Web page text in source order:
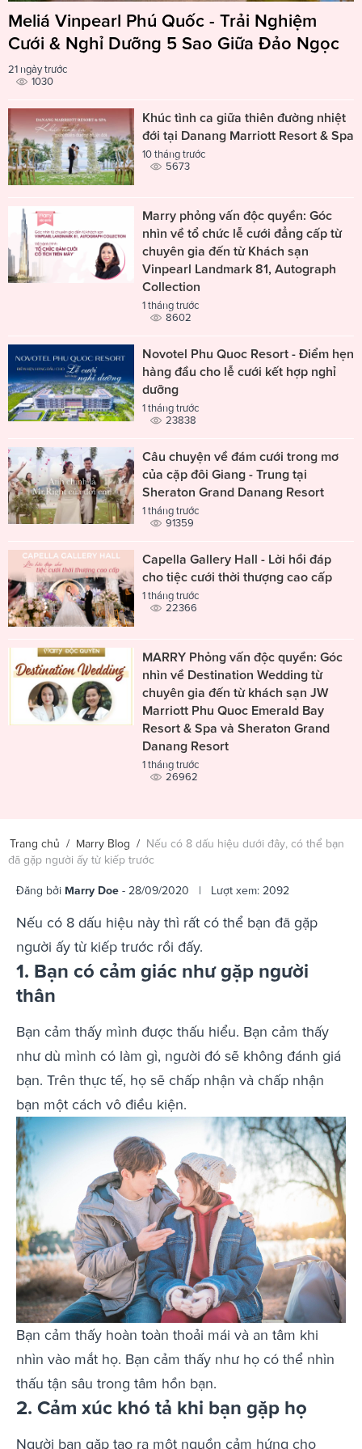
Meliá Vinpearl Phú Quốc - Trải Nghiệm
Cưới & Nghỉ Dưỡng 5 Sao Giữa Đảo Ngọc
21 ngày trước
1030
Khúc tình ca giữa thiên đường nhiệt
đới tại Danang Marriott Resort & Spa
10 tháng trước
5673
Marry phỏng vấn độc quyền: Góc
nhìn về tổ chức lễ cưới đẳng cấp từ
chuyên gia đến từ Khách sạn
Vinpearl Landmark 81, Autograph
Collection
1 tháng trước
8602
Novotel Phu Quoc Resort - Điểm hẹn
hàng đầu cho lễ cưới kết hợp nghỉ
dưỡng
1 tháng trước
23838
Câu chuyện về đám cưới trong mơ
của cặp đôi Giang - Trung tại
Sheraton Grand Danang Resort
1 tháng trước
91359
Capella Gallery Hall - Lời hồi đáp
cho tiệc cưới thời thượng cao cấp
1 tháng trước
22366
MARRY Phỏng vấn độc quyền: Góc
nhìn về Destination Wedding từ
chuyên gia đến từ khách sạn JW
Marriott Phu Quoc Emerald Bay
Resort & Spa và Sheraton Grand
Danang Resort
1 tháng trước
26962
Trang chủ / Marry Blog / Nếu có 8 dấu hiệu dưới đây, có thể bạn
đã gặp người ấy từ kiếp trước
Đăng bởi Marry Doe - 28/09/2020 | Lượt xem: 2092
Nếu có 8 dấu hiệu này thì rất có thể bạn đã gặp
người ấy từ kiếp trước rồi đấy.
1. Bạn có cảm giác như gặp người
thân
Bạn cảm thấy mình được thấu hiểu. Bạn cảm thấy
như dù mình có làm gì, người đó sẽ không đánh giá
bạn. Trên thực tế, họ sẽ chấp nhận và chấp nhận
bạn một cách vô điều kiện.
Bạn cảm thấy hoàn toàn thoải mái và an tâm khi
nhìn vào mắt họ. Bạn cảm thấy như họ có thể nhìn
thấu tận sâu trong tâm hồn bạn.
2. Cảm xúc khó tả khi bạn gặp họ
Người bạn gặp tạo ra một nguồn cảm hứng cho